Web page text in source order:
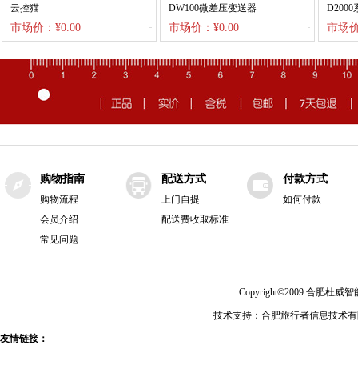
云控猫
市场价：¥0.00
DW100微差压变送器
市场价：¥0.00
D2000
市场
购物指南
购物流程
会员介绍
常见问题
配送方式
上门自提
配送费收取标准
付款方式
如何付款
Copyright©2009 合肥杜威
技术支持：合肥旅行者信息技
友情链接：